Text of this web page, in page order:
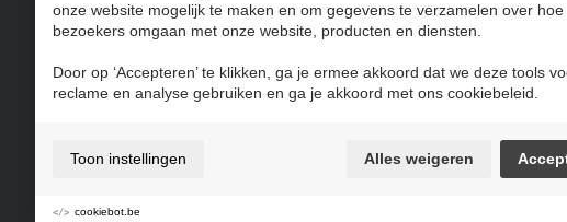
Visit Maasmechelen
Zetellaan 35 3630
Maasmechelen
T+32 89 76 98 88
Alle
onze website mogelijk te maken en om gegevens te verzamelen over hoe
bezoekers omgaan met onze website, producten en diensten.
Door op ‘Accepteren’ te klikken, ga je ermee akkoord dat we deze tools
reclame en analyse gebruiken en ga je akkoord met ons cookiebeleid.
Toon instellingen Alles weigeren
cookiebot.be